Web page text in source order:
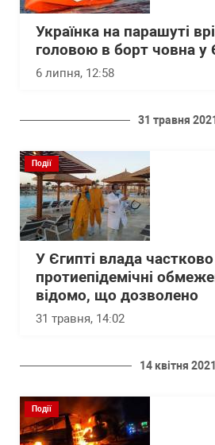
Українка на парашуті
головою в борт човна у
6 липня, 12:58
31 травня 2021
Події
У Єгипті влада
протиепідемічні
відомо, що дозволено
31 травня, 14:02
14 квітня 2021
Події